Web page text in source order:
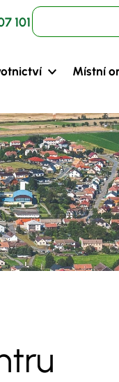
101
Místní